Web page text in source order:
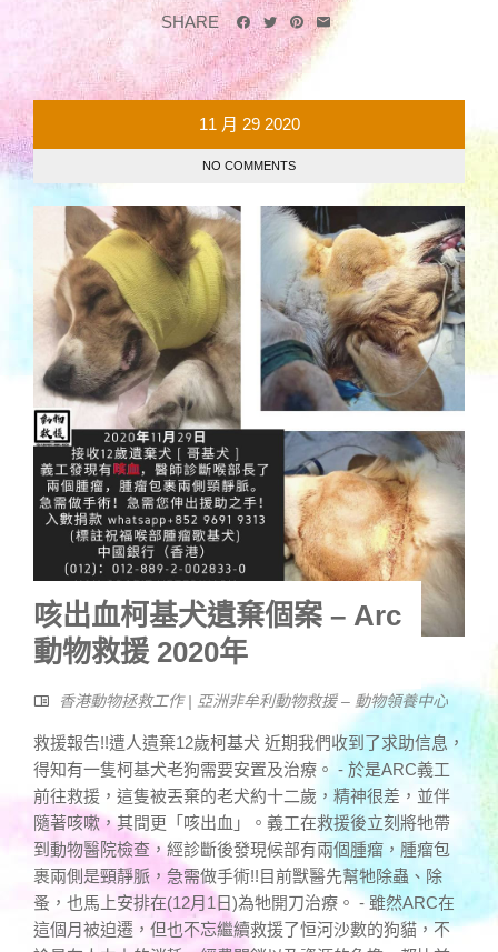
SHARE
11 月 29 2020
NO COMMENTS
咳出血柯基犬遺棄個案 – Arc
動物救援 2020年
香港動物拯救工作 | 亞洲非牟利動物救援 – 動物領養中心
救援報告!!遭人遺棄12歲柯基犬 近期我們收到了求助信息，
得知有一隻柯基犬老狗需要安置及治療。 - 於是ARC義工
前往救援，這隻被丟棄的老犬約十二歲，精神很差，並伴
隨著咳嗽，其間更「咳出血」。義工在救援後立刻將牠帶
到動物醫院檢查，經診斷後發現候部有兩個腫瘤，腫瘤包
裹兩側是頸靜脈，急需做手術!!目前獸醫先幫牠除蟲、除
蚤，也馬上安排在(12月1日)為牠開刀治療。 - 雖然ARC在
這個月被迫遷，但也不忘繼續救援了恒河沙數的狗貓，不